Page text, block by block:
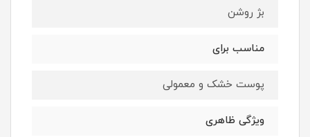
بژ روشن
مناسب برای
پوست خشک و معمولی
ویژگی ظاهری